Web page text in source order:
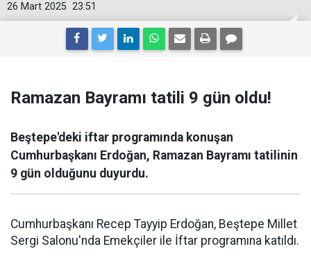
23:51
26 Mart 2025
Ramazan Bayramı tatili 9 gün oldu!
Beştepe'deki iftar programında konuşan
Cumhurbaşkanı Erdoğan, Ramazan Bayramı tatilinin
9 gün olduğunu duyurdu.
Cumhurbaşkanı Recep Tayyip Erdoğan, Beştepe Millet
Sergi Salonu'nda Emekçiler ile İftar programına katıldı.